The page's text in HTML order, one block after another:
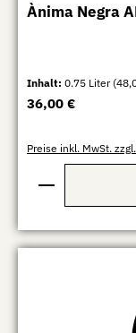
Ànima Negra
Inhalt:0.75 Liter
Regulärer Preis:
36,00 €
Preise inkl. MwSt.
Produkt